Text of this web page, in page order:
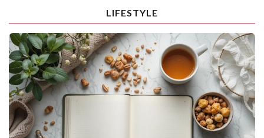
LIFESTYLE